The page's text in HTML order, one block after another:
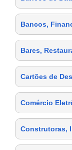
Bancos,
Bares,
Cartões de
Comércio
Construtoras,